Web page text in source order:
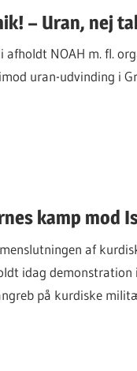
– Uran, nej
afholdt NOAH m. fl.
uran-udvinding i
kamp mod
af
idag demonstration
på kurdiske